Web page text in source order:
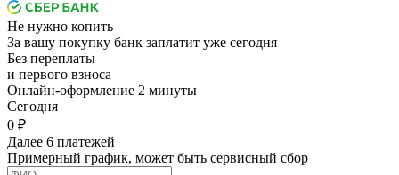
Не нужно копить
За вашу покупку банк заплатит уже сегодня
Без переплаты
и первого взноса
Онлайн-оформление 2 минуты
Cегодня
0 ₽
Далее 6 платежей
Примерный график, может быть сервисный сбор